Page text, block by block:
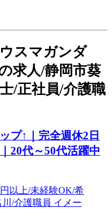
スマガンダ
求人/静岡市葵
/正社員/介護職
プ↑｜完全週休2日
20代～50代活躍中